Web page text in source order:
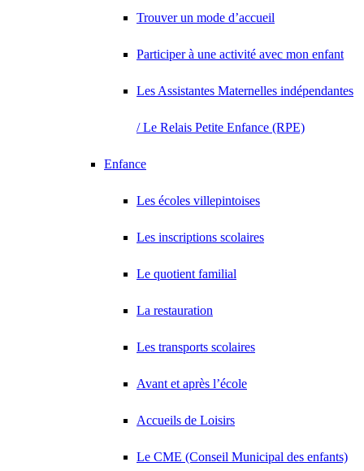
Trouver un mode d’accueil
Participer à une activité avec mon enfant
Les Assistantes Maternelles indépendantes
/ Le Relais Petite Enfance (RPE)
Enfance
Les écoles villepintoises
Les inscriptions scolaires
Le quotient familial
La restauration
Les transports scolaires
Avant et après l’école
Accueils de Loisirs
Le CME (Conseil Municipal des enfants)